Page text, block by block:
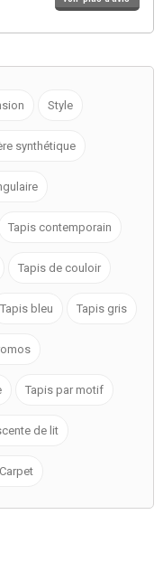
Style
synthétique
Tapis contemporain
Tapis de couloir
Tapis bleu Tapis gris
Tapis par motif
de lit